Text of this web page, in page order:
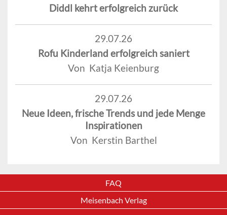
Diddl kehrt erfolgreich zurück
29.07.26
Rofu Kinderland erfolgreich saniert
Von Katja Keienburg
29.07.26
Neue Ideen, frische Trends und jede Menge
Inspirationen
Von Kerstin Barthel
FAQ
Meisenbach Verlag